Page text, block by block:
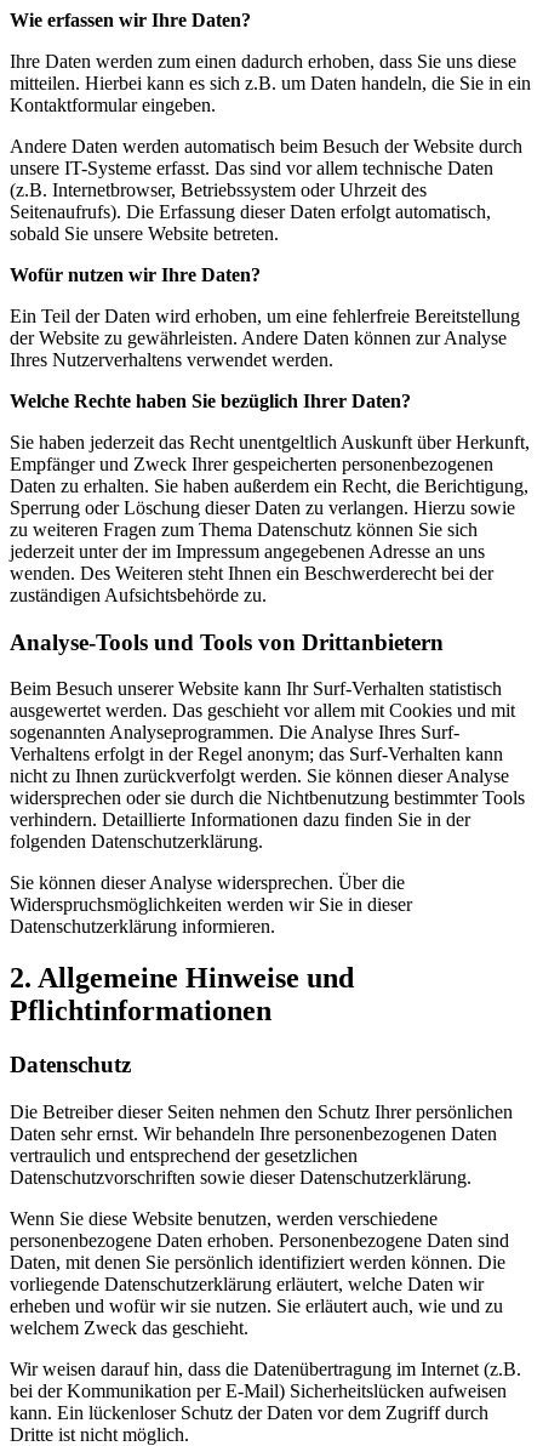
Wie erfassen wir Ihre Daten?
Ihre Daten werden zum einen dadurch erhoben, dass Sie uns diese
mitteilen. Hierbei kann es sich z.B. um Daten handeln, die Sie in ein
Kontaktformular eingeben.
Andere Daten werden automatisch beim Besuch der Website durch
unsere IT-Systeme erfasst. Das sind vor allem technische Daten
(z.B. Internetbrowser, Betriebssystem oder Uhrzeit des
Seitenaufrufs). Die Erfassung dieser Daten erfolgt automatisch,
sobald Sie unsere Website betreten.
Wofür nutzen wir Ihre Daten?
Ein Teil der Daten wird erhoben, um eine fehlerfreie Bereitstellung
der Website zu gewährleisten. Andere Daten können zur Analyse
Ihres Nutzerverhaltens verwendet werden.
Welche Rechte haben Sie bezüglich Ihrer Daten?
Sie haben jederzeit das Recht unentgeltlich Auskunft über Herkunft,
Empfänger und Zweck Ihrer gespeicherten personenbezogenen
Daten zu erhalten. Sie haben außerdem ein Recht, die Berichtigung,
Sperrung oder Löschung dieser Daten zu verlangen. Hierzu sowie
zu weiteren Fragen zum Thema Datenschutz können Sie sich
jederzeit unter der im Impressum angegebenen Adresse an uns
wenden. Des Weiteren steht Ihnen ein Beschwerderecht bei der
zuständigen Aufsichtsbehörde zu.
Analyse-Tools und Tools von Drittanbietern
Beim Besuch unserer Website kann Ihr Surf-Verhalten statistisch
ausgewertet werden. Das geschieht vor allem mit Cookies und mit
sogenannten Analyseprogrammen. Die Analyse Ihres Surf-
Verhaltens erfolgt in der Regel anonym; das Surf-Verhalten kann
nicht zu Ihnen zurückverfolgt werden. Sie können dieser Analyse
widersprechen oder sie durch die Nichtbenutzung bestimmter Tools
verhindern. Detaillierte Informationen dazu finden Sie in der
folgenden Datenschutzerklärung.
Sie können dieser Analyse widersprechen. Über die
Widerspruchsmöglichkeiten werden wir Sie in dieser
Datenschutzerklärung informieren.
2. Allgemeine Hinweise und
Pflichtinformationen
Datenschutz
Die Betreiber dieser Seiten nehmen den Schutz Ihrer persönlichen
Daten sehr ernst. Wir behandeln Ihre personenbezogenen Daten
vertraulich und entsprechend der gesetzlichen
Datenschutzvorschriften sowie dieser Datenschutzerklärung.
Wenn Sie diese Website benutzen, werden verschiedene
personenbezogene Daten erhoben. Personenbezogene Daten sind
Daten, mit denen Sie persönlich identifiziert werden können. Die
vorliegende Datenschutzerklärung erläutert, welche Daten wir
erheben und wofür wir sie nutzen. Sie erläutert auch, wie und zu
welchem Zweck das geschieht.
Wir weisen darauf hin, dass die Datenübertragung im Internet (z.B.
bei der Kommunikation per E-Mail) Sicherheitslücken aufweisen
kann. Ein lückenloser Schutz der Daten vor dem Zugriff durch
Dritte ist nicht möglich.